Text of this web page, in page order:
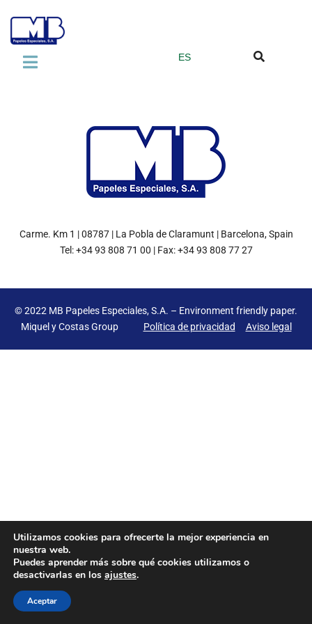
Normas de Calidad
Grupo Miquel y Costas
PRODUCTOS
Laminate Industry
Vacuum Filter Papers
Tailor Made Products
ES
Carme. Km 1 | 08787 | La Pobla de Claramunt | Barcelona, Spain
Tel: +34 93 808 71 00 | Fax: +34 93 808 77 27
© 2022 MB Papeles Especiales, S.A. – Environment friendly paper.
Miquel y Costas Group Política de privacidad Aviso legal
Utilizamos cookies para ofrecerte la mejor experiencia en
nuestra web.
Puedes aprender más sobre qué cookies utilizamos o
desactivarlas en los ajustes.
Aceptar